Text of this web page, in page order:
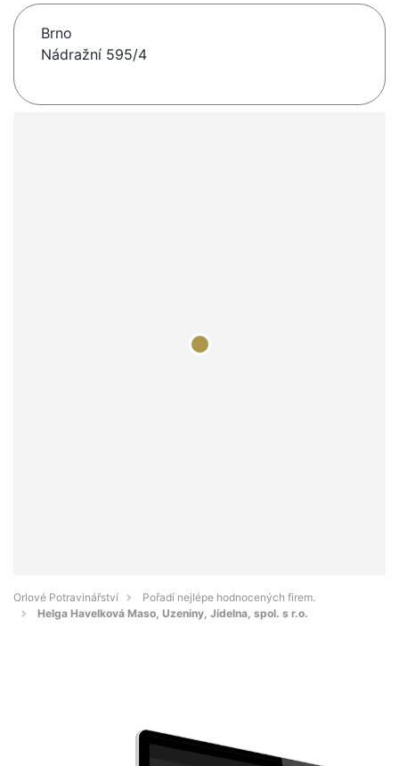
Brno
Nádražní 595/4
Orlové Potravinářství
Pořadí nejlépe hodnocených firem.
Helga Havelková Maso, Uzeniny, Jídelna, spol. s r.o.